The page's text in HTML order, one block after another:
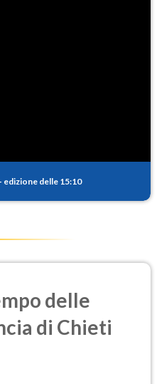
- edizione delle 15:10
delle
di Chieti